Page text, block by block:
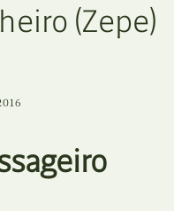
(Zepe)